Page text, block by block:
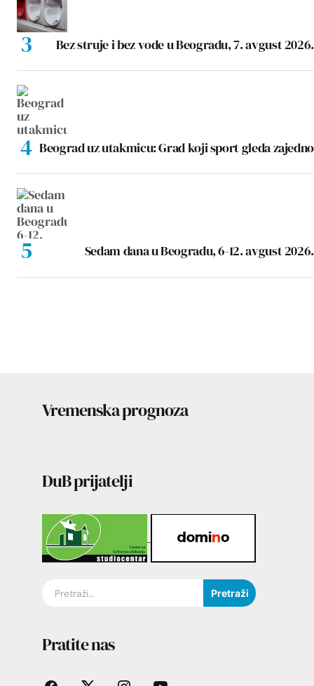
Bez struje i bez vode u Beogradu, 7. avgust 2026.
Beograd uz utakmicu: Grad koji sport gleda zajedno
Sedam dana u Beogradu, 6-12. avgust 2026.
Vremenska prognoza
DuB prijatelji
Pretraži
Pratite nas